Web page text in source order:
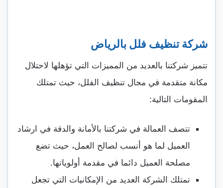
شركة تنظيف فلل بالرياض
تتميز شركتنا بالعديد من المميزات التي تؤهلها لاحتلال
مكانة متقدمة في مجال تنظيف الفلل، حيث تمتلك
المقومات التالية:
تتصف العمالة في شركتنا بالأمانة والدقة في ارشاد
العميل لما هو أنسب لصالح العمل، حيث تضع
مصلحة العميل دائما في مقدمة أولوياتها.
تمتلك الشركة العديد من الإمكانيات التي تجعل